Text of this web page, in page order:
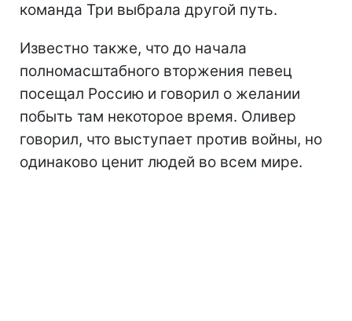
команда Три выбрала другой путь.
Известно также, что до начала
полномасштабного вторжения певец
посещал Россию и говорил о желании
побыть там некоторое время. Оливер
говорил, что выступает против войны, но
одинаково ценит людей во всем мире.